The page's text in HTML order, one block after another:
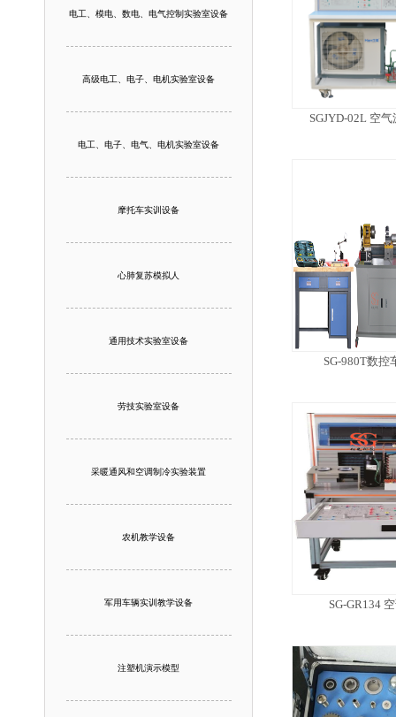
电工、模电、数电、电气控制实验室设备
高级电工、电子、电机实验室设备
电工、电子、电气、电机实验室设备
摩托车实训设备
心肺复苏模拟人
通用技术实验室设备
劳技实验室设备
采暖通风和空调制冷实验装置
农机教学设备
军用车辆实训教学设备
注塑机演示模型
SGJYD-02L 空
SG-980T数控
SG-GR134